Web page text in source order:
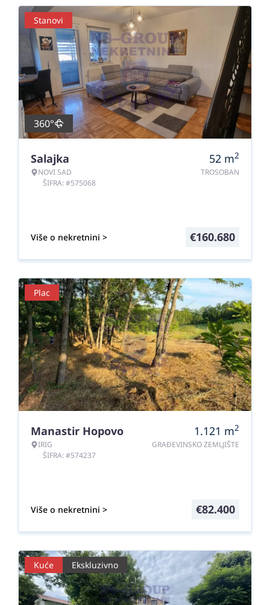
Stanovi
360°
Salajka
NOVI SAD
ŠIFRA: #575068
52 m2
TROSOBAN
Više o nekretnini > €160.680
Plac
Manastir Hopovo
IRIG
ŠIFRA: #574237
1.121 m2
GRAĐEVINSKO ZEMLJIŠTE
Više o nekretnini > €82.400
Kuće Ekskluzivno